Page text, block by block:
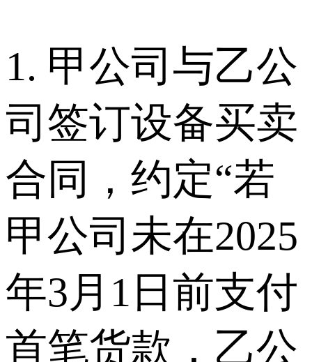
1. 甲公司与乙公
司签订设备买卖
合同，约定“若
甲公司未在2025
年3月1日前支付
首笔货款，乙公